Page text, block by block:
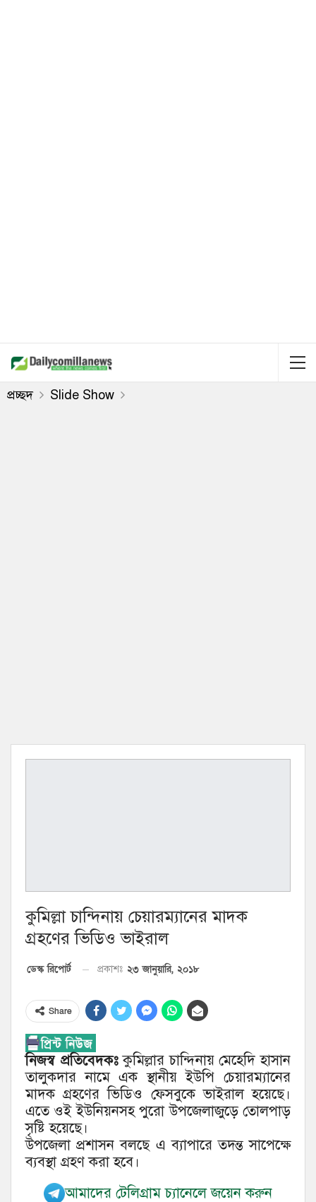
প্রচ্ছদ Slide Show
কুমিল্লা চান্দিনায় চেয়ারম্যানের মাদক
গ্রহণের ভিডিও ভাইরাল
ডেস্ক রিপোর্ট প্রকাশঃ ২৩ জানুয়ারি, ২০১৮
Share
নিজস্ব প্রতিবেদকঃকুমিল্লার চান্দিনায় মেহেদি হাসান
তালুকদার নামে এক স্থানীয় ইউপি চেয়ারম্যানের
মাদক গ্রহণের ভিডিও ফেসবুকে ভাইরাল হয়েছে।
এতে ওই ইউনিয়নসহ পুরো উপজেলাজুড়ে তোলপাড়
সৃষ্টি হয়েছে।
উপজেলা প্রশাসন বলছে এ ব্যাপারে তদন্ত সাপেক্ষে
ব্যবস্থা গ্রহণ করা হবে।
আমাদের টেলিগ্রাম চ্যানেলে জয়েন করুন